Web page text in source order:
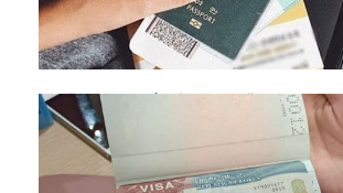
Có visa Hàn Quốc đi được những nước nào?